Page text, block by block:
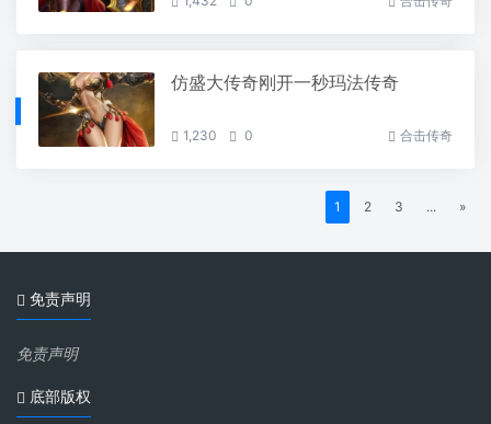
仿盛大传奇刚开一秒玛法传奇
1,230 0 合击传奇
1 2 3 ... »
免责声明
免责声明
底部版权